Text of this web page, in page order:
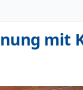
mit